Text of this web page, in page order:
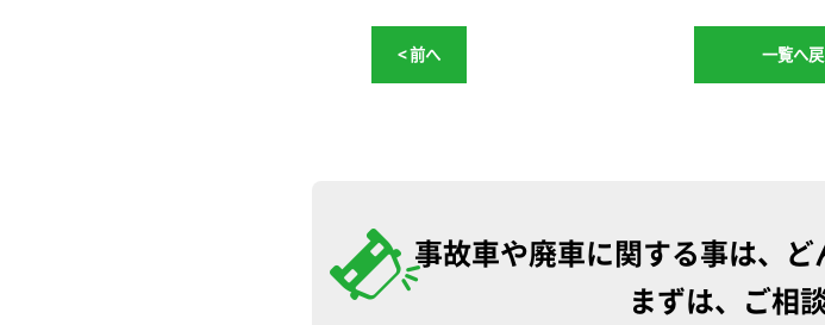
< 前へ 一覧へ
事故車や廃車に関する事は、
まずは、ご相